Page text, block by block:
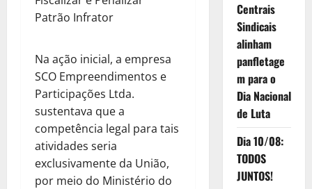
Na ação inicial, a empresa
SCO Empreendimentos e
Participações Ltda.
sustentava que a
competência legal para tais
atividades seria
exclusivamente da União,
por meio do Ministério do
Centrais
Sindicais
alinham
panfletage
m para o
Dia Nacional
de Luta
Dia 10/08:
TODOS
JUNTOS!